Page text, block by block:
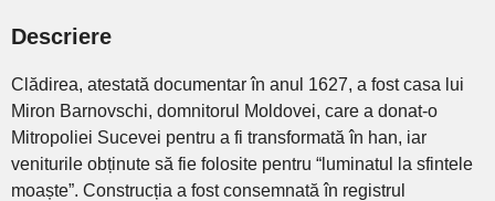
Descriere
Clădirea, atestată documentar în anul 1627, a fost casa lui
Miron Barnovschi, domnitorul Moldovei, care a donat-o
Mitropoliei Sucevei pentru a fi transformată în han, iar
veniturile obținute să fie folosite pentru “luminatul la sfintele
moaște”. Construcția a fost consemnată în registrul